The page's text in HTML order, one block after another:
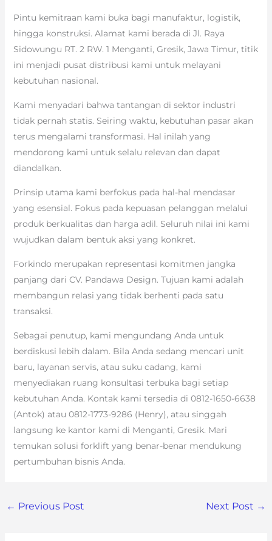
Pintu kemitraan kami buka bagi manufaktur, logistik,
hingga konstruksi. Alamat kami berada di Jl. Raya
Sidowungu RT. 2 RW. 1 Menganti, Gresik, Jawa Timur, titik
ini menjadi pusat distribusi kami untuk melayani
kebutuhan nasional.
Kami menyadari bahwa tantangan di sektor industri
tidak pernah statis. Seiring waktu, kebutuhan pasar akan
terus mengalami transformasi. Hal inilah yang
mendorong kami untuk selalu relevan dan dapat
diandalkan.
Prinsip utama kami berfokus pada hal-hal mendasar
yang esensial. Fokus pada kepuasan pelanggan melalui
produk berkualitas dan harga adil. Seluruh nilai ini kami
wujudkan dalam bentuk aksi yang konkret.
Forkindo merupakan representasi komitmen jangka
panjang dari CV. Pandawa Design. Tujuan kami adalah
membangun relasi yang tidak berhenti pada satu
transaksi.
Sebagai penutup, kami mengundang Anda untuk
berdiskusi lebih dalam. Bila Anda sedang mencari unit
baru, layanan servis, atau suku cadang, kami
menyediakan ruang konsultasi terbuka bagi setiap
kebutuhan Anda. Kontak kami tersedia di 0812-1650-6638
(Antok) atau 0812-1773-9286 (Henry), atau singgah
langsung ke kantor kami di Menganti, Gresik. Mari
temukan solusi forklift yang benar-benar mendukung
pertumbuhan bisnis Anda.
← Previous Post Next Post →